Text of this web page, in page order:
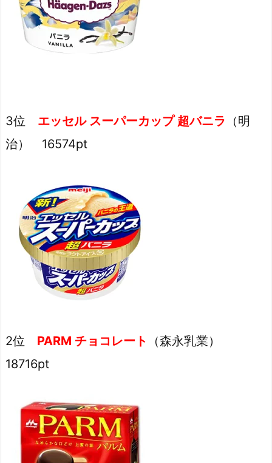
3位 エッセル スーパーカップ 超バニラ （明
治） 16574pt
2位 PARM チョコレート
（森永乳業）
18716pt